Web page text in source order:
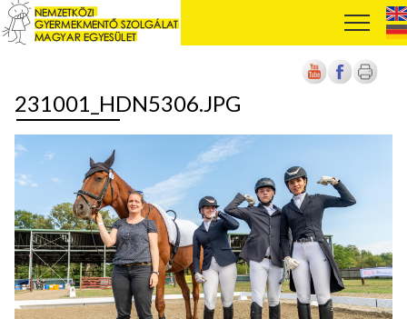
231001_HDN5306.JPG